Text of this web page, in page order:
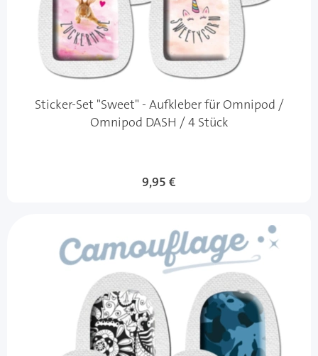
Sticker-Set "Sweet" - Aufkleber für Omnipod /
Omnipod DASH / 4 Stück
9,95 €